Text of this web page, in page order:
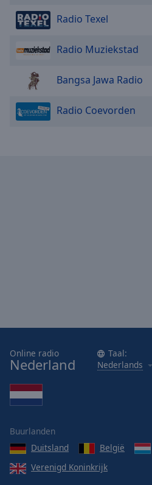
Radio Texel
Radio Muziekstad
Bangsa Jawa Radio
Radio Coevorden
Online radio
Nederland
Taal:
Nederlands
Buurlanden
Duitsland
België
Verenigd Koninkrijk